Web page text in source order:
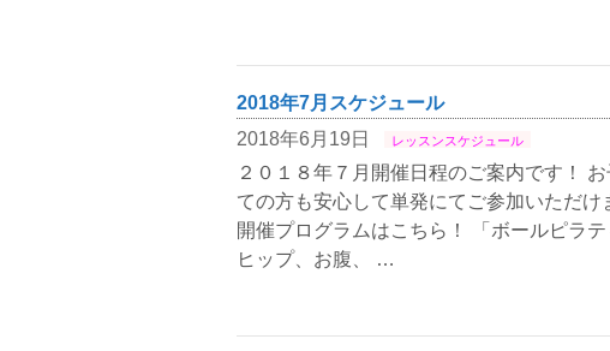
2018年7月スケジュール
2018年6月19日
レッスンスケジュール
２０１８年７月開催日程のご案内です！
ての方も安心して単発にてご参加いただけ
開催プログラムはこちら！ 「ボールピラ
ヒップ、お腹、 …